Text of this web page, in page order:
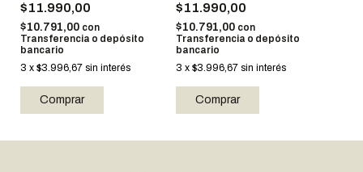
$11.990,00
$10.791,00 con
Transferencia o depósito
bancario
3 x $3.996,67 sin interés
$11.990,00
$10.791,00 con
Transferencia o depósito
bancario
3 x$3.996,67 sin interés